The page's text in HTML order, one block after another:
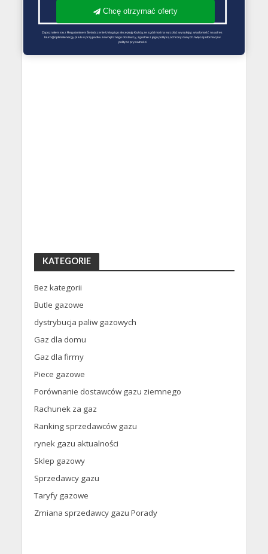
KATEGORIE
Bez kategorii
Butle gazowe
dystrybucja paliw gazowych
Gaz dla domu
Gaz dla firmy
Piece gazowe
Porównanie dostawców gazu ziemnego
Rachunek za gaz
Ranking sprzedawców gazu
rynek gazu aktualności
Sklep gazowy
Sprzedawcy gazu
Taryfy gazowe
Zmiana sprzedawcy gazu Porady
Chcę otrzymać oferty
Zapoznałem się z Regulaminem Świadczenie Usług i go akceptuję Każdą ze zgód można wycofać wysyłając wiadomość na adres
biuro@optimalenergy.pl lub w przypadku zewnętrznego dostawcy, zgodnie z jego polityką ochrony danych. Więcej informacji w
polityce prywatności